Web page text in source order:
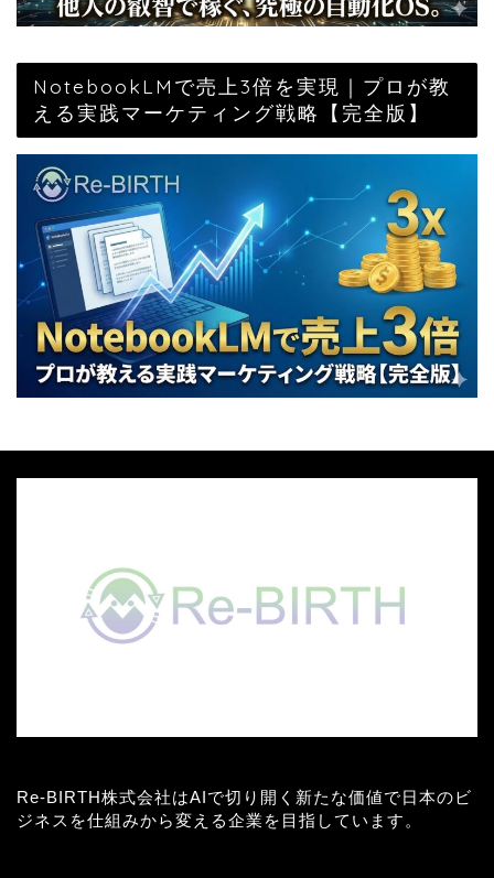
NotebookLMで売上3倍を実現｜プロが教
える実践マーケティング戦略【完全版】
Re-BIRTH株式会社はAIで切り開く新たな価値で日本のビ
ジネスを仕組みから変える企業を目指しています。